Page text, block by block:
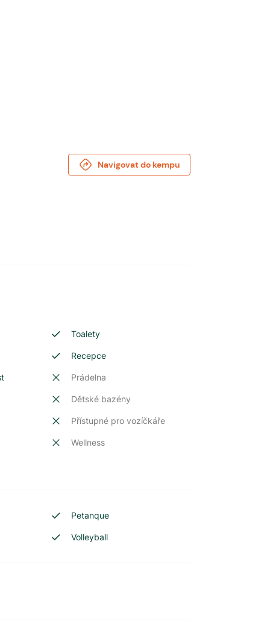
Navigovat do kempu
Toalety
Recepce
Prádelna
Dětské bazény
Přístupné pro vozíčkáře
Wellness
Petanque
Volleyball